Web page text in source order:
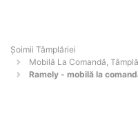
Șoimii Tâmplăriei
Mobilă La Comandă,
Ramely - mobilă la